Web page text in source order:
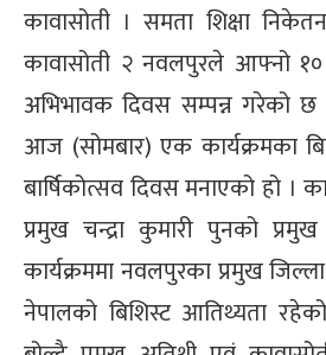
कावासोती । समता शिक्षा
कावासोती २ नवलपुरले आफ्नो
अभिभावक दिवस सम्पन्न गरेको छ
आज (सोमबार) एक कार्यक्रमका
बार्षिकोत्सव दिवस मनाएको हो ।
प्रमुख चन्द्रा कुमारी पुनको
कार्यक्रममा नवलपुरका प्रमुख
नेपालको बिशिस्ट आतिथ्यता